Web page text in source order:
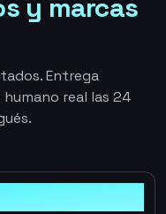
y marcas
Entrega
real las 24